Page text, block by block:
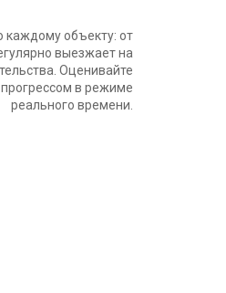
каждому объекту: от
выезжает на
Оценивайте
в режиме
реального времени.